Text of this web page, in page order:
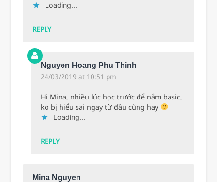
Loading...
REPLY
Nguyen Hoang Phu Thinh
24/03/2019 at 10:51 pm
Hi Mina, nhiều lúc học trước để nắm basic,
ko bị hiểu sai ngay từ đầu cũng hay
Loading...
REPLY
Mina Nguyen